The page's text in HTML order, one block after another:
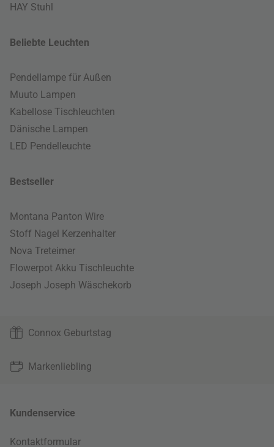
HAY Stuhl
Beliebte Leuchten
Pendellampe für Außen
Muuto Lampen
Kabellose Tischleuchten
Dänische Lampen
LED Pendelleuchte
Bestseller
Montana Panton Wire
Stoff Nagel Kerzenhalter
Nova Treteimer
Flowerpot Akku Tischleuchte
Joseph Joseph Wäschekorb
Connox Geburtstag
Markenliebling
Kundenservice
Kontaktformular